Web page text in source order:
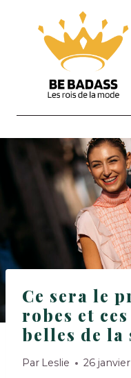
content
Ce sera le
robes et
belles de la
Par Leslie 26